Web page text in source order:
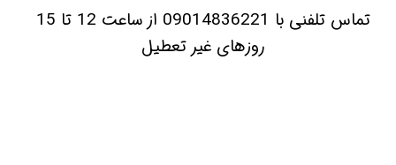
​تماس تلفنی با 09014836221 از ساعت 12 تا 15
روزهای غیر تعطیل